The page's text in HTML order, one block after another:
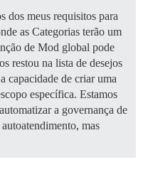
dos meus requisitos para
as Categorias terão um
de Mod global pode
restou na lista de desejos
capacidade de criar uma
específica. Estamos
a governança de
mas